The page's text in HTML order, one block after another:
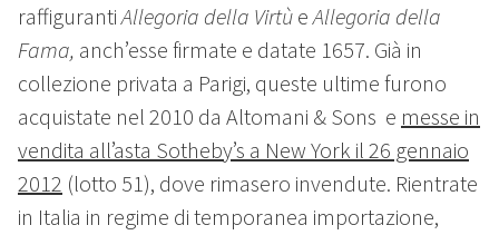
raffigurantiAllegoria della Virtù eAllegoria della
Fama, anch’esse firmate e datate 1657. Già in
collezione privata a Parigi, queste ultime furono
acquistate nel 2010 da Altomani & Sons e messe in
vendita all’asta Sotheby’s a New York il 26 gennaio
2012 (lotto 51), dove rimasero invendute. Rientrate
in Italia in regime di temporanea importazione,